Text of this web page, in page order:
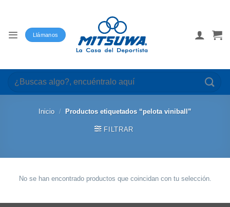
Llámanos
Buscar
por:
Inicio / Productos etiquetados “pelota viniball”
FILTRAR
No se han encontrado productos que coincidan con tu selección.